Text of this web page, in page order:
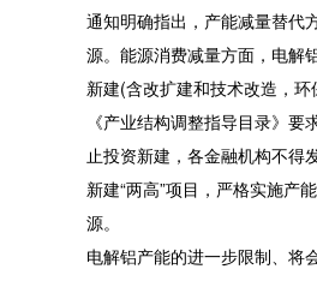
通知明确指出，产能减量替代
源。能源消费减量方面，电解
新建(含改扩建和技术改造，
《产业结构调整指导目录》
止投资新建，各金融机构不得
新建“两高”项目，严格实施产
源。
电解铝产能的进一步限制、将